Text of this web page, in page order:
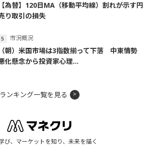
【為替】120日MA（移動平均線）割れが示す円
り取引の損失
市況概況
（朝）米国市場は3指数揃って下落 中東情勢
化懸念から投資家心理...
ランキング一覧を見る
び、マーケットを知り、未来を描く